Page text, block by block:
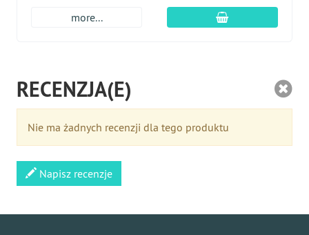
more... dodaj do
RECENZJA(E)
Nie ma żadnych recenzji dla tego produktu
Napisz recenzje